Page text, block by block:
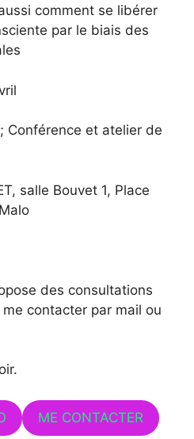
comment se libérer
par le biais des
Conférence et atelier de
salle Bouvet 1, Place
des consultations
contacter par mail ou
ME CONTACTER